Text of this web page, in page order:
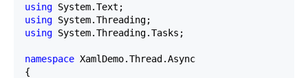
using
using
using System.Threading.Tasks;
namespace XamlDemo.Thread.Async
{